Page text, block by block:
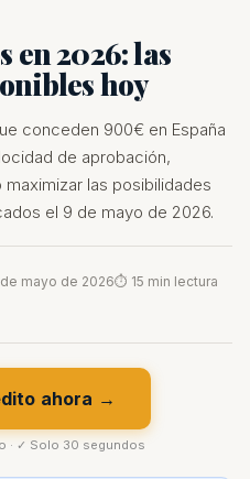
en 2026: las
hoy
conceden 900€ en España
de aprobación,
las posibilidades
el 9 de mayo de 2026.
mayo de 2026⏱ 15 min lectura
ahora →
· ✓ Solo 30 segundos